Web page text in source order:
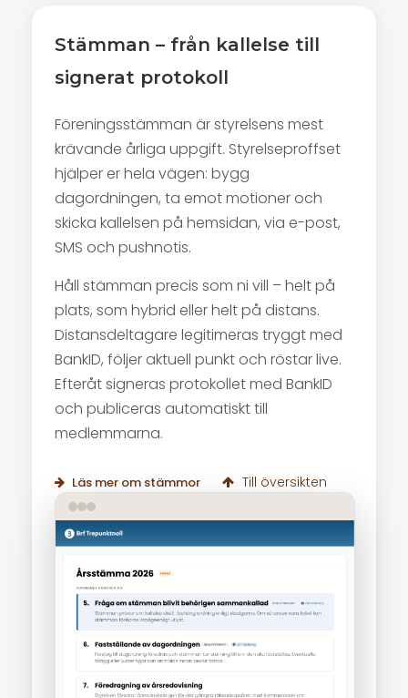
Stämman – från kallelse till
signerat protokoll
Föreningsstämman är styrelsens mest
krävande årliga uppgift. Styrelseproffset
hjälper er hela vägen: bygg
dagordningen, ta emot motioner och
skicka kallelsen på hemsidan, via e-post,
SMS och pushnotis.
Håll stämman precis som ni vill – helt på
plats, som hybrid eller helt på distans.
Distansdeltagare legitimeras tryggt med
BankID, följer aktuell punkt och röstar live.
Efteråt signeras protokollet med BankID
och publiceras automatiskt till
medlemmarna.
Läs mer om stämmor Till översikten